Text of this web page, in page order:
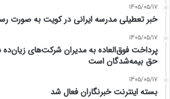
1405/05/17
خبر تعطیلی مدرسه ایرانی در کویت به صورت
1405/05/17
پرداخت فوق‌العاده به مدیران شرکت‌های
حق بیمه‌شدگان است
1405/05/17
بسته اینترنت خبرنگاران فعال شد